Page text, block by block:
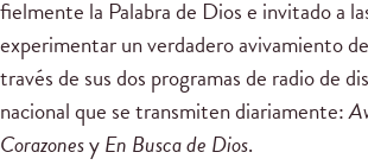
fielmente la Palabra de Dios e invitado a
experimentar un verdadero avivamiento
través de sus dos programas de radio de
nacional que se transmiten diariamente:
CorazonesyEn Busca de Dios.